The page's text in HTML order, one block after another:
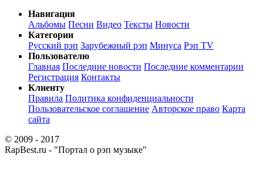
Навигация
Альбомы Песни Видео Тексты Новости
Категории
Русский рэп Зарубежный рэп Минуса Рэп TV
Пользователю
Главная Последние новости Последние комментарии
Регистрация Контакты
Клиенту
Правила Политика конфиденциальности
Пользовательское соглашение Авторское право Карта
сайта
© 2009 - 2017
RapBest.ru - "Портал о рэп музыке"